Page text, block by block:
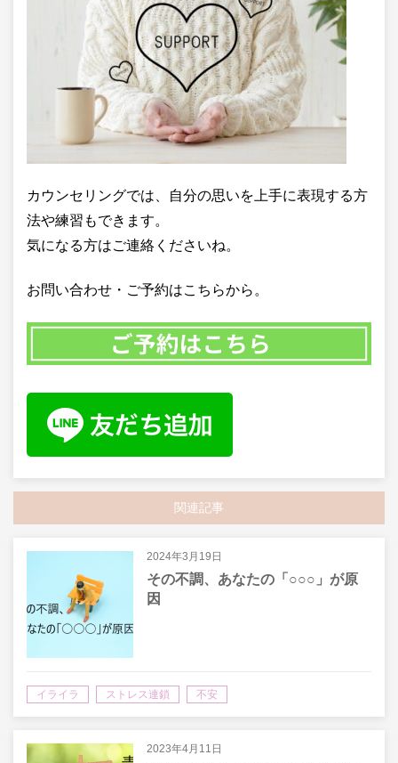
カウンセリングでは、自分の思いを上手に表現する方
法や練習もできます。
気になる方はご連絡くださいね。
お問い合わせ・ご予約はこちらから。
関連記事
2024年3月19日
その不調、あなたの「○○○」が原
因
イライラ ストレス連鎖 不安
2023年4月11日